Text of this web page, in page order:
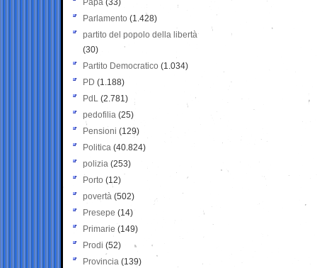
Papa (33)
Parlamento (1.428)
partito del popolo della libertà
(30)
Partito Democratico (1.034)
PD (1.188)
PdL (2.781)
pedofilia (25)
Pensioni (129)
Politica (40.824)
polizia (253)
Porto (12)
povertà (502)
Presepe (14)
Primarie (149)
Prodi (52)
Provincia (139)